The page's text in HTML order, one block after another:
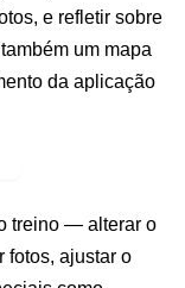
e refletir sobre
um mapa
da aplicação
treino — alterar o
fotos, ajustar o